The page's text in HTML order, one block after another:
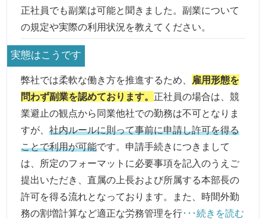
正社員でも副業は可能と聞きました。副業について
の規定や実際の利用状況を教えてください。
実態はこうです
弊社では柔軟な働き方を推進するため、 雇用形態を
問わず副業を認めております。 正社員の場合は、競
業避止の観点から同業他社での勤務は不可となりま
すが、社内ルールに則って事前に申請し許可を得る
ことで利用が可能です。申請手続きにつきまして
は、所定のフォーマットに必要事項を記入のうえご
提出いただき、直属の上長および所属する本部長の
許可を得る流れとなっております。また、時間外勤
務の割増計算など適正な労務管理を行･･･続きを読む